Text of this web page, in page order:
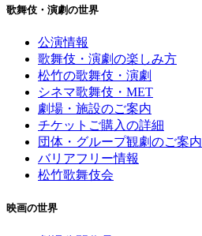
歌舞伎・演劇の世界
公演情報
歌舞伎・演劇の楽しみ方
松竹の歌舞伎・演劇
シネマ歌舞伎・MET
劇場・施設のご案内
チケットご購入の詳細
団体・グループ観劇のご案内
バリアフリー情報
松竹歌舞伎会
映画の世界